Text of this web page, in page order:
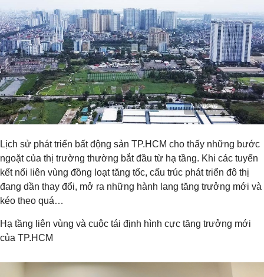
Lịch sử phát triển bất động sản TP.HCM cho thấy những bước
ngoặt của thị trường thường bắt đầu từ hạ tầng. Khi các tuyến
kết nối liên vùng đồng loạt tăng tốc, cấu trúc phát triển đô thị
đang dần thay đổi, mở ra những hành lang tăng trưởng mới và
kéo theo quá…
Hạ tầng liên vùng và cuộc tái định hình cực tăng trưởng mới
của TP.HCM